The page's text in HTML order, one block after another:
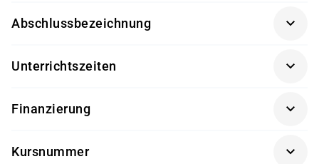
körperliche und psychische Belastbarkeit
Eignungstest)
Angehörige
Abschlussbezeichnung
Unterrichtszeiten
Finanzierung
persönlichen Voraussetzungen – durch verschiedene
Kursnummer